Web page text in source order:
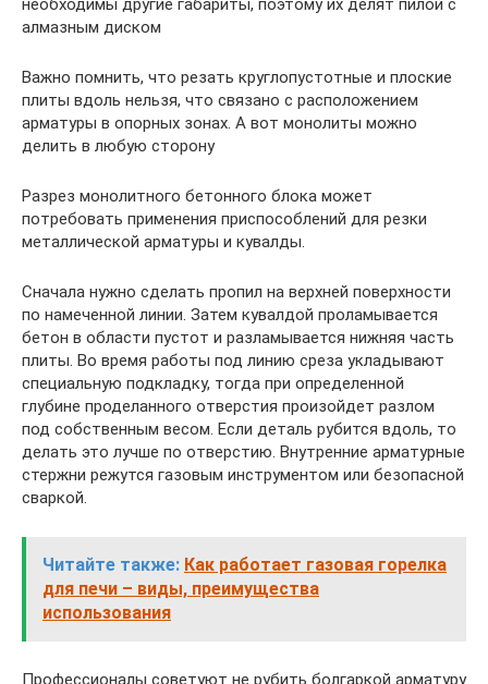
необходимы другие габариты, поэтому их делят пилой с
алмазным диском
Важно помнить, что резать круглопустотные и плоские
плиты вдоль нельзя, что связано с расположением
арматуры в опорных зонах. А вот монолиты можно
делить в любую сторону
Разрез монолитного бетонного блока может
потребовать применения приспособлений для резки
металлической арматуры и кувалды.
Сначала нужно сделать пропил на верхней поверхности
по намеченной линии. Затем кувалдой проламывается
бетон в области пустот и разламывается нижняя часть
плиты. Во время работы под линию среза укладывают
специальную подкладку, тогда при определенной
глубине проделанного отверстия произойдет разлом
под собственным весом. Если деталь рубится вдоль, то
делать это лучше по отверстию. Внутренние арматурные
стержни режутся газовым инструментом или безопасной
сваркой.
Читайте также: Как работает газовая горелка
для печи – виды, преимущества
использования
Профессионалы советуют не рубить болгаркой арматуру